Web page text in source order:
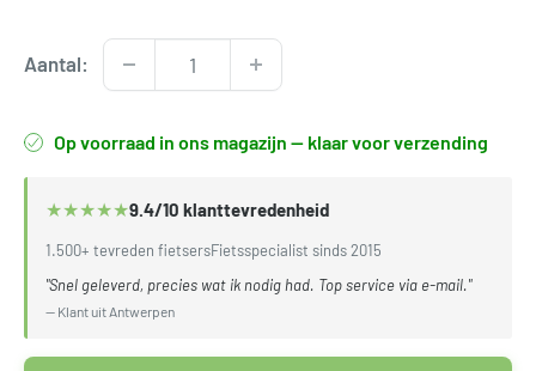
Aantal:
Op voorraad in ons magazijn — klaar voor verzending
★★★★★9.4/10 klanttevredenheid
1.500+ tevreden fietsersFietsspecialist sinds 2015
"Snel geleverd, precies wat ik nodig had. Top service via e-mail."
— Klant uit Antwerpen